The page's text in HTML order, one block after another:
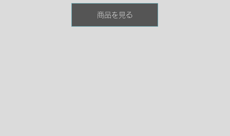
く、ヌルヌル感が損なわれるデメリットがありましたが、楽拭は粘度が
高くスムーズな行為をサポート！
プロ御用達の大容量サイズ！大容量でたーっぷり使える本商品をお試し
商品を見る